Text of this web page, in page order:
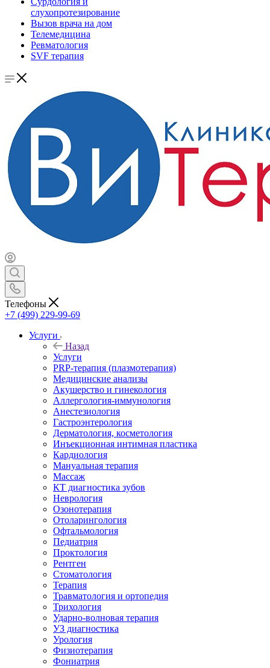
слухопротезирование
Вызов врача на дом
Телемедицина
Ревматология
SVF терапия
Телефоны
+7 (499) 229-99-69
Услуги
Назад
Услуги
PRP-терапия (плазмотерапия)
Медицинские анализы
Акушерство и гинекология
Аллергология-иммунология
Анестезиология
Гастроэнтерология
Дерматология, косметология
Инъекционная интимная пластика
Кардиология
Мануальная терапия
Массаж
КТ диагностика зубов
Неврология
Озонотерапия
Отоларингология
Офтальмология
Педиатрия
Проктология
Рентген
Стоматология
Терапия
Травматология и ортопедия
Трихология
Ударно-волновая терапия
УЗ диагностика
Урология
Физиотерапия
Фониатрия